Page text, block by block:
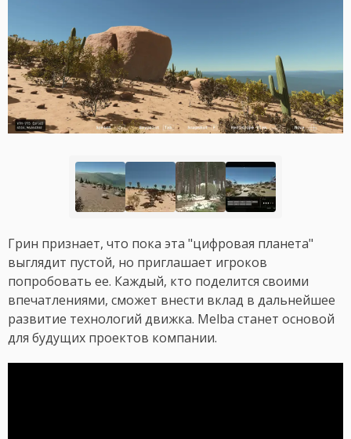
Грин признает, что пока эта "цифровая планета"
выглядит пустой, но приглашает игроков
попробовать ее. Каждый, кто поделится своими
впечатлениями, сможет внести вклад в дальнейшее
развитие технологий движка. Melba станет основой
для будущих проектов компании.